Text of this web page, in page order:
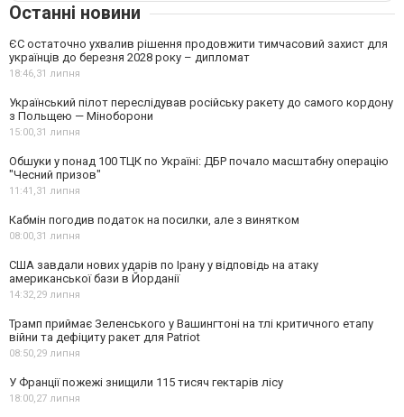
Останні новини
ЄС остаточно ухвалив рішення продовжити тимчасовий захист для
українців до березня 2028 року – дипломат
18:46,31 липня
Український пілот переслідував російську ракету до самого кордону
з Польщею — Міноборони
15:00,31 липня
Обшуки у понад 100 ТЦК по Україні: ДБР почало масштабну операцію
"Чесний призов"
11:41,31 липня
Кабмін погодив податок на посилки, але з винятком
08:00,31 липня
США завдали нових ударів по Ірану у відповідь на атаку
американської бази в Йорданії
14:32,29 липня
Трамп приймає Зеленського у Вашингтоні на тлі критичного етапу
війни та дефіциту ракет для Patriot
08:50,29 липня
У Франції пожежі знищили 115 тисяч гектарів лісу
18:00,27 липня